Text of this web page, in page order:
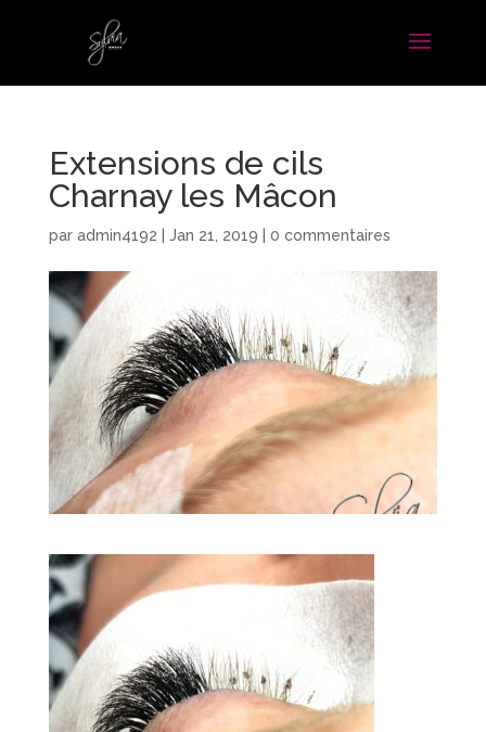
Extensions de cils
Charnay les Mâcon
par admin4192 Jan 21, 2019 0 commentaires